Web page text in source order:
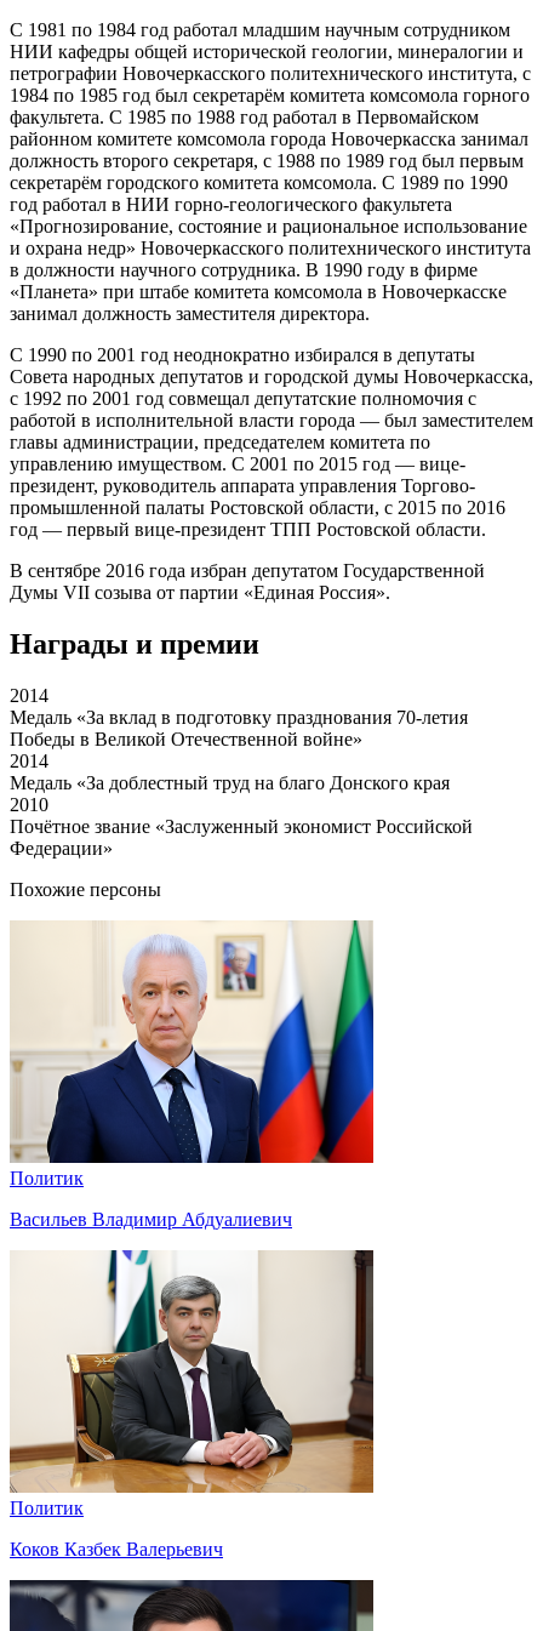
С 1981 по 1984 год работал младшим научным сотрудником
НИИ кафедры общей исторической геологии, минералогии и
петрографии Новочеркасского политехнического института, с
1984 по 1985 год был секретарём комитета комсомола горного
факультета. С 1985 по 1988 год работал в Первомайском
районном комитете комсомола города Новочеркасска занимал
должность второго секретаря, с 1988 по 1989 год был первым
секретарём городского комитета комсомола. С 1989 по 1990
год работал в НИИ горно-геологического факультета
«Прогнозирование, состояние и рациональное использование
и охрана недр» Новочеркасского политехнического института
в должности научного сотрудника. В 1990 году в фирме
«Планета» при штабе комитета комсомола в Новочеркасске
занимал должность заместителя директора.
С 1990 по 2001 год неоднократно избирался в депутаты
Совета народных депутатов и городской думы Новочеркасска,
с 1992 по 2001 год совмещал депутатские полномочия с
работой в исполнительной власти города — был заместителем
главы администрации, председателем комитета по
управлению имуществом. С 2001 по 2015 год — вице-
президент, руководитель аппарата управления Торгово-
промышленной палаты Ростовской области, с 2015 по 2016
год — первый вице-президент ТПП Ростовской области.
В сентябре 2016 года избран депутатом Государственной
Думы VII созыва от партии «Единая Россия».
Награды и премии
2014
Медаль «За вклад в подготовку празднования 70-летия
Победы в Великой Отечественной войне»
2014
Медаль «За доблестный труд на благо Донского края
2010
Почётное звание «Заслуженный экономист Российской
Федерации»
Похожие персоны
Политик
Васильев Владимир Абдуалиевич
Политик
Коков Казбек Валерьевич